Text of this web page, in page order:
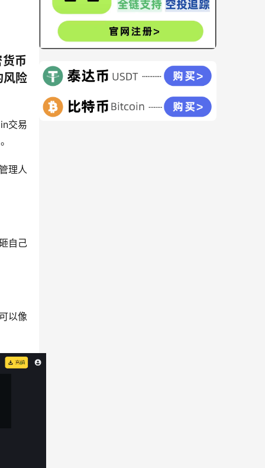
币
风险
交易
理人
自己
以像